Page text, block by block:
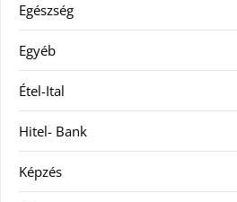
Egészség
Egyéb
Étel-Ital
Hitel- Bank
Képzés